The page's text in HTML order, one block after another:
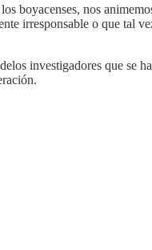
boyacenses, nos
irresponsable o que tal
investigadores que se